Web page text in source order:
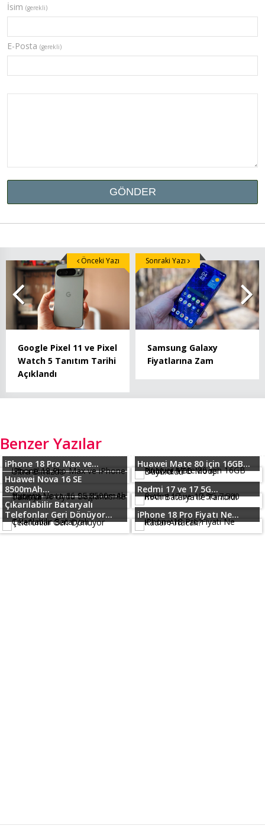
İsim (gerekli)
E-Posta (gerekli)
Google Pixel 11 ve Pixel
Watch 5 Tanıtım Tarihi
Açıklandı
Önceki Yazı
Samsung Galaxy
Fiyatlarına Zam
Sonraki Yazı
Benzer Yazılar
iPhone 18 Pro Max ve...
Huawei Mate 80 için 16GB...
Huawei Nova 16 SE
8500mAh...
Redmi 17 ve 17 5G...
Çıkarılabilir Bataryalı
Telefonlar Geri Dönüyor...
iPhone 18 Pro Fiyatı Ne...